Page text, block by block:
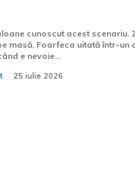
cunoscut acest scenariu.
masă. Foarfeca uitată într-un
e nevoie...
25 iulie 2026